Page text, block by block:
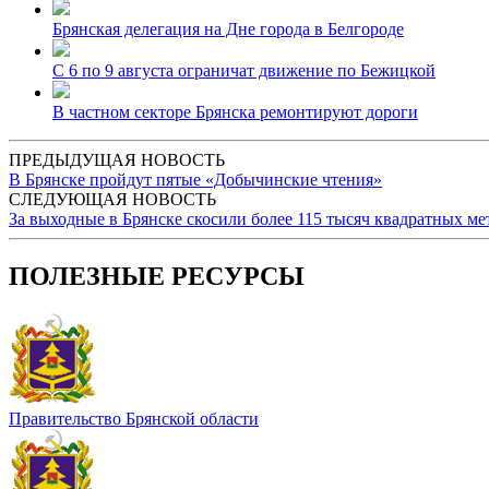
Брянская делегация на Дне города в Белгороде
С 6 по 9 августа ограничат движение по Бежицкой
В частном секторе Брянска ремонтируют дороги
ПРЕДЫДУЩАЯ НОВОСТЬ
В Брянске пройдут пятые «Добычинские чтения»
СЛЕДУЮЩАЯ НОВОСТЬ
За выходные в Брянске скосили более 115 тысяч квадратных
ПОЛЕЗНЫЕ РЕСУРСЫ
Правительство Брянской области